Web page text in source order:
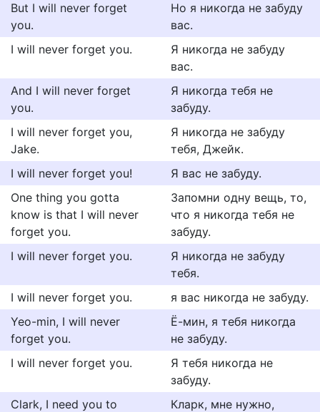
But I will never forget
you.
Но я никогда не забуду
вас.
I will never forget you.
Я никогда не забуду
вас.
And I will never forget
you.
Я никогда тебя не
забуду.
I will never forget you,
Jake.
Я никогда не забуду
тебя, Джейк.
I will never forget you!
Я вас не забуду.
One thing you gotta
know is that I will never
forget you.
Запомни одну вещь, то,
что я никогда тебя не
забуду.
I will never forget you.
Я никогда не забуду
тебя.
I will never forget you.
я вас никогда не забуду.
Yeo-min, I will never
forget you.
Ё-мин, я тебя никогда
не забуду.
I will never forget you.
Я тебя никогда не
забуду.
Clark, I need you to
Кларк, мне нужно,